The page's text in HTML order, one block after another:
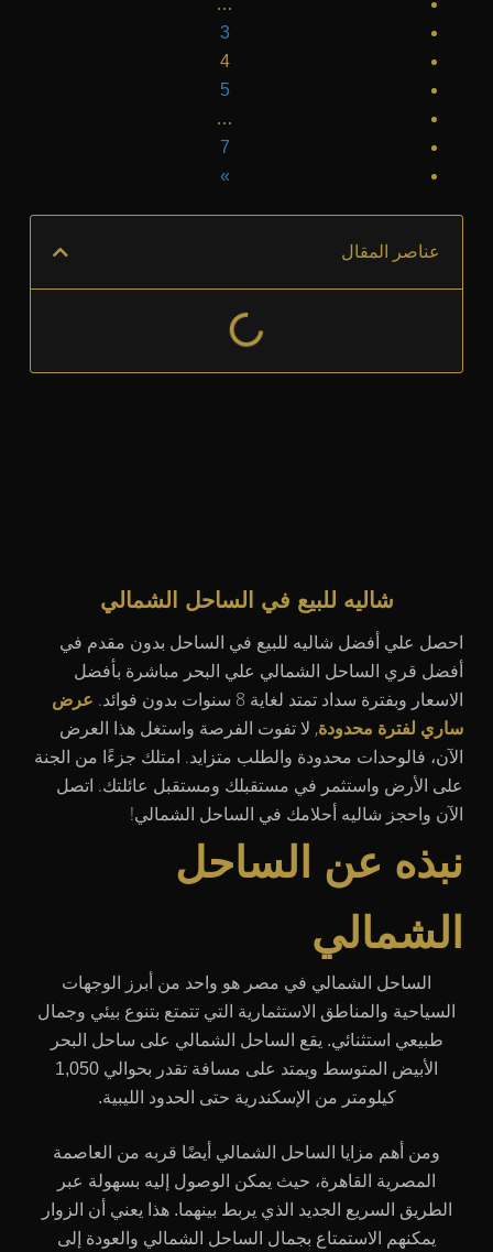
3
4
5
…
7
»
عناصر المقال
شاليه للبيع في الساحل الشمالي
احصل علي أفضل شاليه للبيع في الساحل بدون مقدم في
أفضل قري الساحل الشمالي علي البحر مباشرة بأفضل
الاسعار وبفترة سداد تمتد لغاية 8 سنوات بدون فوائد.
عرض
ساري لفترة محدودة, لا تفوت الفرصة واستغل هذا العرض
الآن، فالوحدات محدودة والطلب متزايد. امتلك جزءًا من الجنة
على الأرض واستثمر في مستقبلك ومستقبل عائلتك. اتصل
الآن واحجز شاليه أحلامك في الساحل الشمالي!
نبذه عن الساحل
الشمالي
الساحل الشمالي في مصر هو واحد من أبرز الوجهات
السياحية والمناطق الاستثمارية التي تتمتع بتنوع بيئي وجمال
طبيعي استثنائي. يقع الساحل الشمالي على ساحل البحر
الأبيض المتوسط ويمتد على مسافة تقدر بحوالي 1,050
كيلومتر من الإسكندرية حتى الحدود الليبية.
ومن أهم مزايا الساحل الشمالي أيضًا قربه من العاصمة
المصرية القاهرة، حيث يمكن الوصول إليه بسهولة عبر
الطريق السريع الجديد الذي يربط بينهما. هذا يعني أن الزوار
يمكنهم الاستمتاع بجمال الساحل الشمالي والعودة إلى